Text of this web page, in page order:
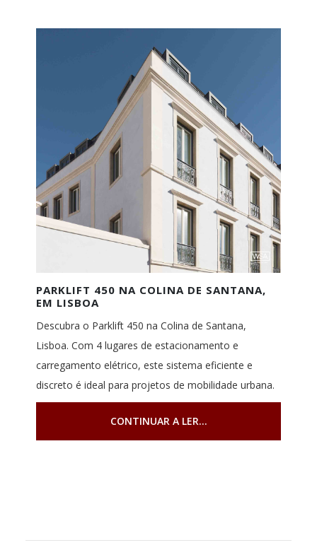
PARKLIFT 450 NA COLINA DE SANTANA,
EM LISBOA
Descubra o Parklift 450 na Colina de Santana,
Lisboa. Com 4 lugares de estacionamento e
carregamento elétrico, este sistema eficiente e
discreto é ideal para projetos de mobilidade urbana.
CONTINUAR A LER...